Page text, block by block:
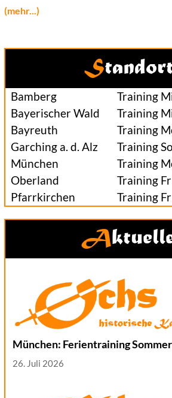
(mehr...)
Bamberg
Training
Bayerischer Wald
Training
Bayreuth
Training
Garching a. d. Alz
Training
München
Training
Oberland
Training Fr
Pfarrkirchen
Training
München: Ferientraining
26. Juli 2026